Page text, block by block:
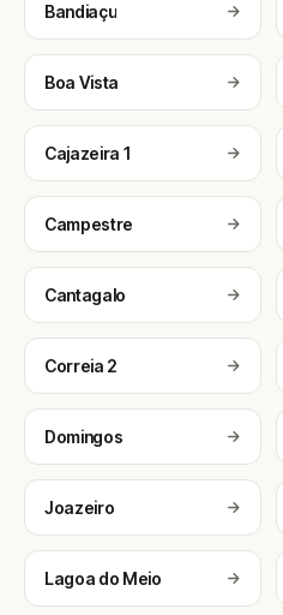
Bandiaçu
Boa Vista
Cajazeira 1
Campestre
Cantagalo
Correia 2
Domingos
Joazeiro
Lagoa do Meio